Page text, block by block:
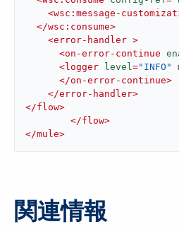
<wsc:message-
</wsc:consume>
<error-handler >
<on-error-continue
<logger level ="INFO"
</on-error-continue>
</error-handler>
</flow>
</flow>
</mule>
関連情報